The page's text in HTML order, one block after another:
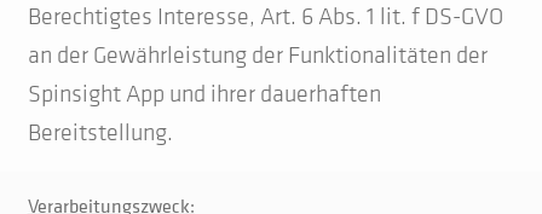
Berechtigtes Interesse, Art. 6 Abs. 1 lit. f DS-GVO
an der Gewährleistung der Funktionalitäten der
Spinsight App und ihrer dauerhaften
Bereitstellung.
Verarbeitungszweck: